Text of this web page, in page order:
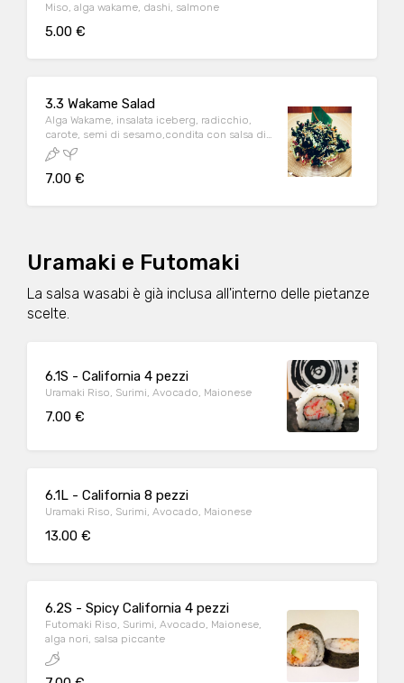
Miso, alga wakame, dashi, salmone
5.00 €
3.3 Wakame Salad
Alga Wakame, insalata iceberg, radicchio,
carote, semi di sesamo,condita con salsa di
soia e succo di zenzero
7.00 €
Uramaki e Futomaki
La salsa wasabi è già inclusa all'interno delle pietanze
scelte.
6.1S - California 4 pezzi
Uramaki Riso, Surimi, Avocado, Maionese
7.00 €
6.1L - California 8 pezzi
Uramaki Riso, Surimi, Avocado, Maionese
13.00 €
6.2S - Spicy California 4 pezzi
Futomaki Riso, Surimi, Avocado, Maionese,
alga nori, salsa piccante